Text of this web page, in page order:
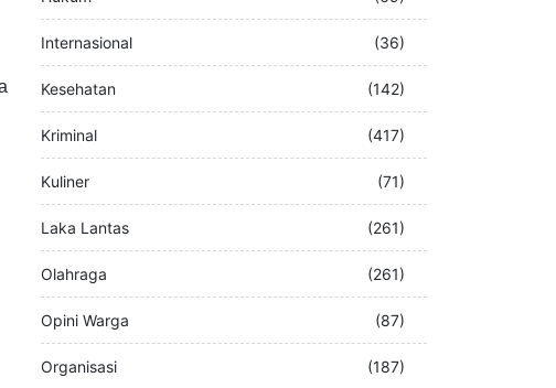
Hiburan (76)
Hukum (69)
Internasional (36)
Kesehatan (142)
Kriminal (417)
Kuliner (71)
Laka Lantas (261)
Olahraga (261)